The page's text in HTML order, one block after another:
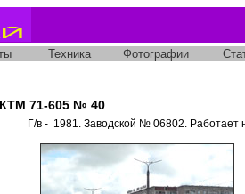
Техника Фотографии
71-605 № 40
Г/в - 1981. Заводской № 06802.